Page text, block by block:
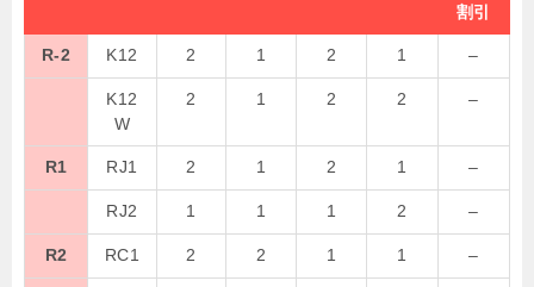
割引
R-2 K12 2 1 2 1 –
K12
W
2 1 2 2 –
R1 RJ1 2 1 2 1 –
RJ2 1 1 1 2 –
R2 RC1 2 2 1 1 –